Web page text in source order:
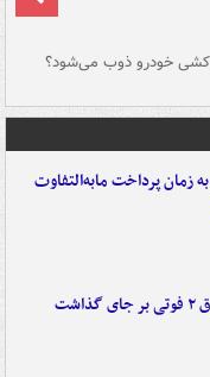
خودرو ذوب می‌شود؟
زمان پرداخت مابه‌التفاوت